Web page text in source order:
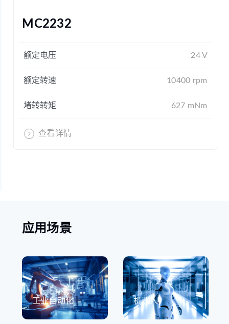
MC2232
额定电压 24 V
额定转速 10400 rpm
堵转转矩 627 mNm
查看详情
应用场景
工业自动化 机器人